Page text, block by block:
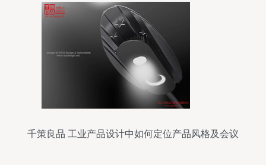
千策良品 工业产品设计中如何定位产品风格及会议